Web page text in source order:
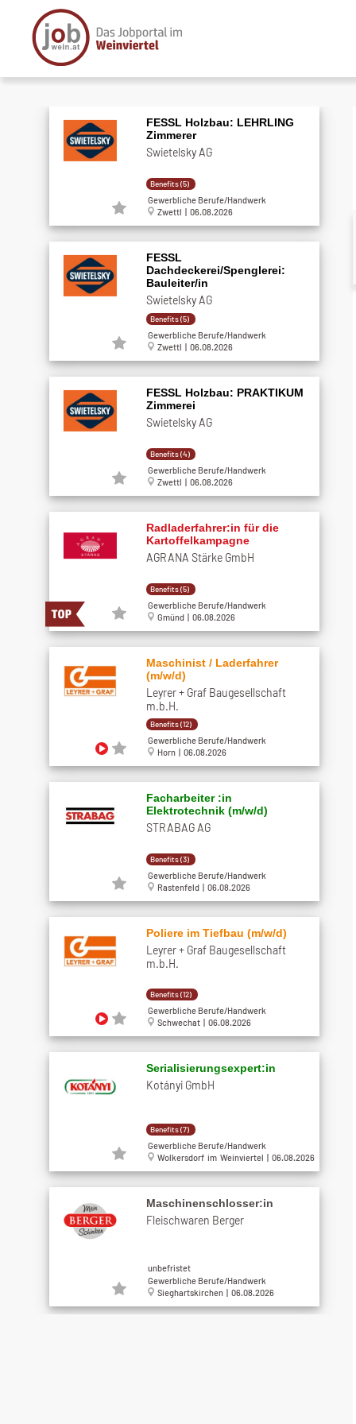
FESSL Holzbau: LEHRLING
Zimmerer
Swietelsky AG
Benefits (5)
Gewerbliche Berufe/Handwerk
Zwettl | 06.08.2026
FESSL
Dachdeckerei/Spenglerei:
Bauleiter/in
Swietelsky AG
Benefits (5)
Gewerbliche Berufe/Handwerk
Zwettl | 06.08.2026
FESSL Holzbau: PRAKTIKUM
Zimmerei
Swietelsky AG
Benefits (4)
Gewerbliche Berufe/Handwerk
Zwettl | 06.08.2026
Radladerfahrer:in für die
Kartoffelkampagne
AGRANA Stärke GmbH
Benefits (5)
Gewerbliche Berufe/Handwerk
Gmünd | 06.08.2026
Maschinist / Laderfahrer
(m/w/d)
Leyrer + Graf Baugesellschaft
m.b.H.
Benefits (12)
Gewerbliche Berufe/Handwerk
Horn | 06.08.2026
Facharbeiter :in
Elektrotechnik (m/w/d)
STRABAG AG
Benefits (3)
Gewerbliche Berufe/Handwerk
Rastenfeld | 06.08.2026
Poliere im Tiefbau (m/w/d)
Leyrer + Graf Baugesellschaft
m.b.H.
Benefits (12)
Gewerbliche Berufe/Handwerk
Schwechat | 06.08.2026
Serialisierungsexpert:in
Kotányi GmbH
Benefits (7)
Gewerbliche Berufe/Handwerk
Wolkersdorf im Weinviertel | 06.08.2026
Maschinenschlosser:in
Fleischwaren Berger
unbefristet
Gewerbliche Berufe/Handwerk
Sieghartskirchen | 06.08.2026